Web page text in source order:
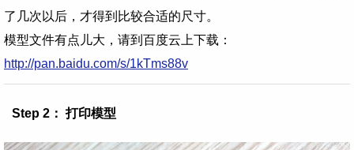
了几次以后，才得到比较合适的尺寸。
模型文件有点儿大，请到百度云上下载：
http://pan.baidu.com/s/1kTms88v
Step 2： 打印模型